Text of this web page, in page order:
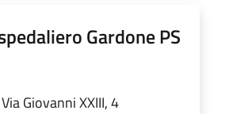
Gardone PS
Via Giovanni XXIII, 4